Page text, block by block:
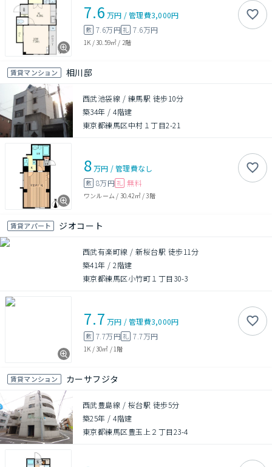
7.6 万円 /管理費3,000円
敷 7.6万円礼 7.6万円
1K /30.59㎡ / 2階
賃貸マンション 相川邸
西武池袋線 / 練馬駅 徒歩10分
築34年 /4階建
東京都練馬区中村１丁目2-21
8万円 /管理費なし
敷 8万円 礼 無料
ワンルーム / 30.42㎡/3階
賃貸アパート ジオコート
西武有楽町線 / 新桜台駅 徒歩11分
築41年 /2階建
東京都練馬区小竹町１丁目30-3
7.7 万円 /管理費3,000円
敷 7.7万円礼 7.7万円
1K /30㎡ / 1階
賃貸マンション カーサフジタ
西武豊島線 / 桜台駅 徒歩5分
築25年 /4階建
東京都練馬区豊玉上２丁目23-4